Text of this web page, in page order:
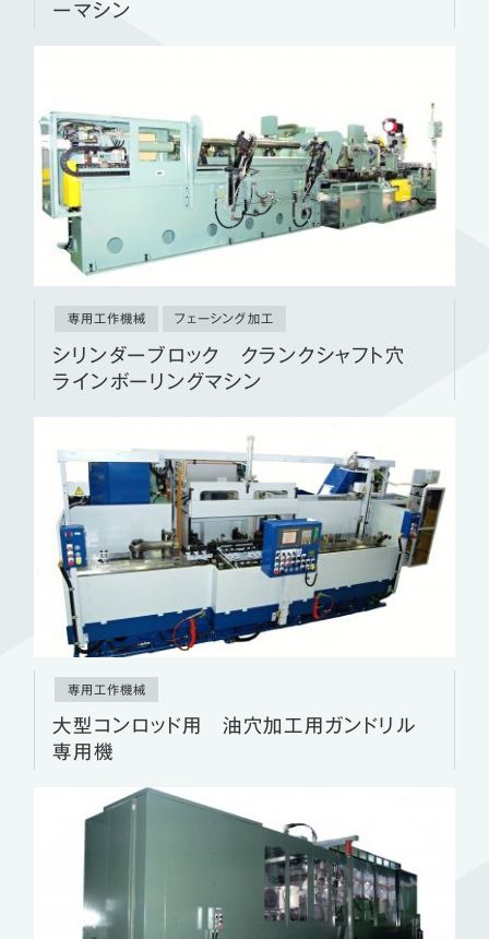
ーマシン
専用工作機械 フェーシング加工
シリンダーブロック クランクシャフト穴
ラインボーリングマシン
専用工作機械
大型コンロッド用 油穴加工用ガンドリル
専用機